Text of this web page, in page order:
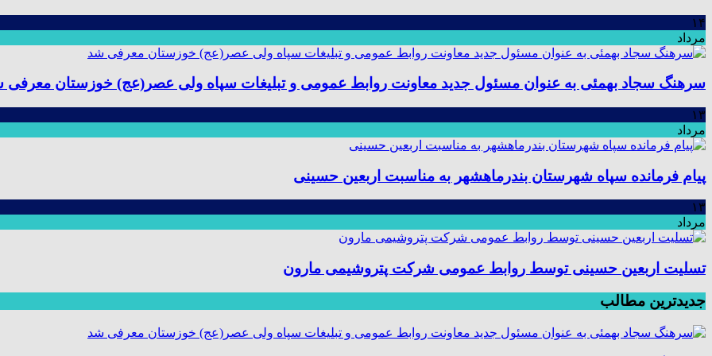
۱۴
مرداد
سرهنگ سجاد بهمئی به عنوان مسئول جدید معاونت روابط عمومی و تبلیغات سپاه ولی عصر(عج) خوزستان معرفی
۱۳
مرداد
پیام فرمانده سپاه شهرستان بندرماهشهر به مناسبت اربعین حسینی
۱۳
مرداد
تسلیت اربعین حسینی توسط روابط عمومی شرکت پتروشیمی مارون
جدیدترین مطالب